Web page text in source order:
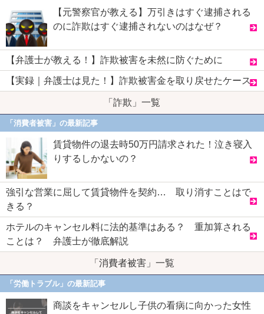
【元警察官が教える】万引きはすぐ逮捕される
のに詐欺はすぐ逮捕されないのはなぜ？
【弁護士が教える！】詐欺被害を未然に防ぐために
【実録｜弁護士は見た！】詐欺被害金を取り戻せたケース
「詐欺」一覧
「消費者被害」の最新記事
賃貸物件の退去時50万円請求された！泣き寝入
りするしかないの？
強引な営業に屈して賃貸物件を契約… 取り消すことはで
きる？
ホテルのキャンセル料に法的基準はある？ 重加算される
ことは？ 弁護士が徹底解説
「消費者被害」一覧
「労働トラブル」の最新記事
商談をキャンセルし子供の看病に向かった女性